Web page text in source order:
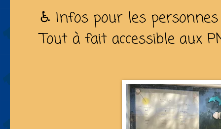
♿ Infos pour les
Tout à fait accessible aux